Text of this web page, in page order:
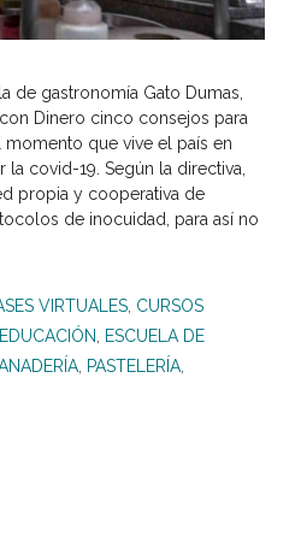
de gastronomía Gato Dumas,
Dinero cinco consejos para
momento que vive el país en
covid-19. Según la directiva,
propia y cooperativa de
de inocuidad, para así no
VIRTUALES CURSOS
EDUCACIÓN
ESCUELA DE
PASTELERÍA